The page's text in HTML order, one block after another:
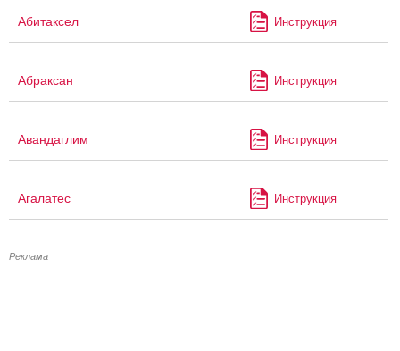
Абитаксел Инструкция
Абраксан Инструкция
Авандаглим Инструкция
Агалатес Инструкция
Реклама